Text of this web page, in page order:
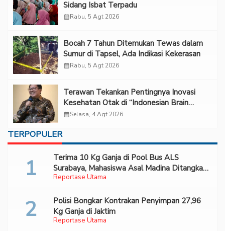
Sidang Isbat Terpadu
calendar_monthRabu, 5 Agt 2026
Bocah 7 Tahun Ditemukan Tewas dalam
Sumur di Tapsel, Ada Indikasi Kekerasan
calendar_monthRabu, 5 Agt 2026
Terawan Tekankan Pentingnya Inovasi
Kesehatan Otak di “Indonesian Brain
Forum 2026 UPN Veteran Jakarta”
calendar_monthSelasa, 4 Agt 2026
TERPOPULER
Reportase Utama
Terima 10 Kg Ganja di Pool Bus ALS
Surabaya, Mahasiswa Asal Madina Ditangkap
Bareskrim
Reportase Utama
Polisi Bongkar Kontrakan Penyimpan 27,96
Kg Ganja di Jaktim